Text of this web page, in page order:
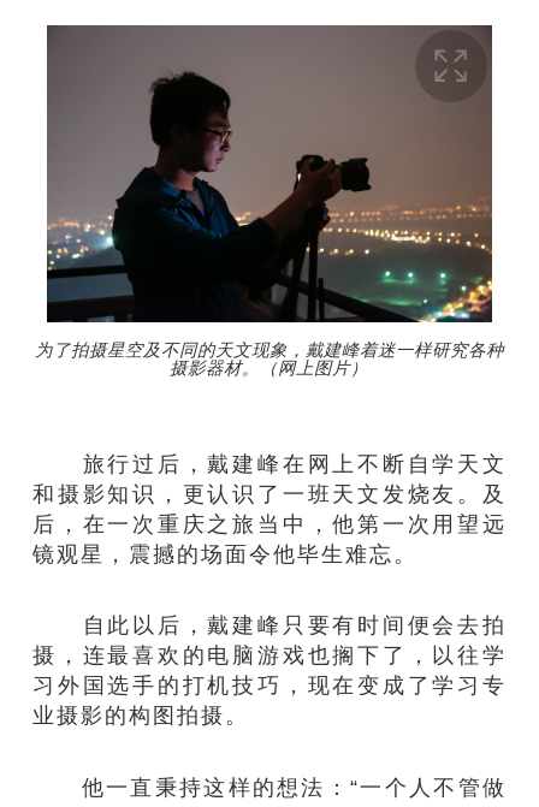
为了拍摄星空及不同的天文现象，戴建峰着迷一样研究各种
摄影器材。（网上图片）
旅行过后，戴建峰在网上不断自学天文
和摄影知识，更认识了一班天文发烧友。及
后，在一次重庆之旅当中，他第一次用望远
镜观星，震撼的场面令他毕生难忘。
自此以后，戴建峰只要有时间便会去拍
摄，连最喜欢的电脑游戏也搁下了，以往学
习外国选手的打机技巧，现在变成了学习专
业摄影的构图拍摄。
他一直秉持这样的想法：“一个人不管做